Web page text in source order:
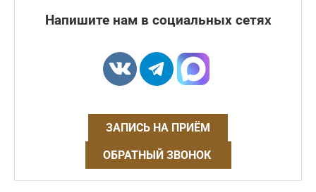
Напишите нам в социальных сетях
ЗАПИСЬ НА ПРИЁМ
ОБРАТНЫЙ ЗВОНОК